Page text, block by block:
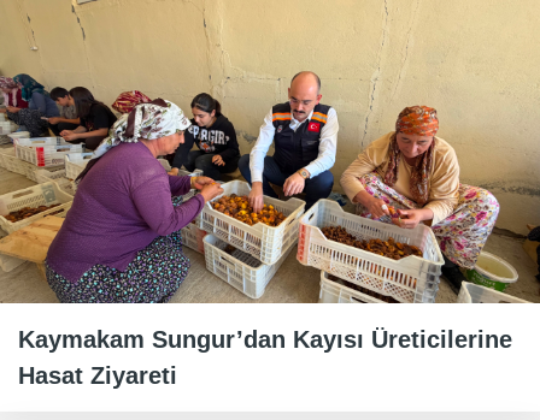
Kaymakam Sungur’dan Kayısı Üreticilerine
Hasat Ziyareti